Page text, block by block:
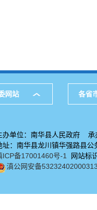
网站 各省
办单位：南华县人民政府 承
址：南华县龙川镇华强路
ICP备17001460号-1 网站标
滇公网安备